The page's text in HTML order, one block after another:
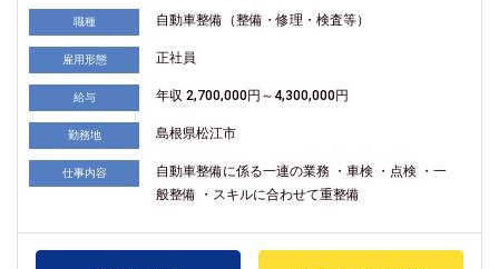
職種 自動車整備（整備・修理・検査等）
雇用形態 正社員
給与 年収 2,700,000円～4,300,000円
勤務地 島根県松江市
仕事内容
自動車整備に係る一連の業務 ・車検 ・点検 ・一
般整備 ・スキルに合わせて重整備